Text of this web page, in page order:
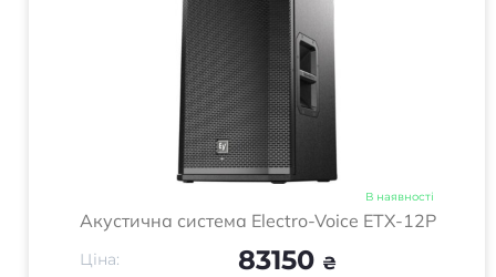
В наявності
Акустична система Electro-Voice ETX-12P
Ціна: 83150 ₴